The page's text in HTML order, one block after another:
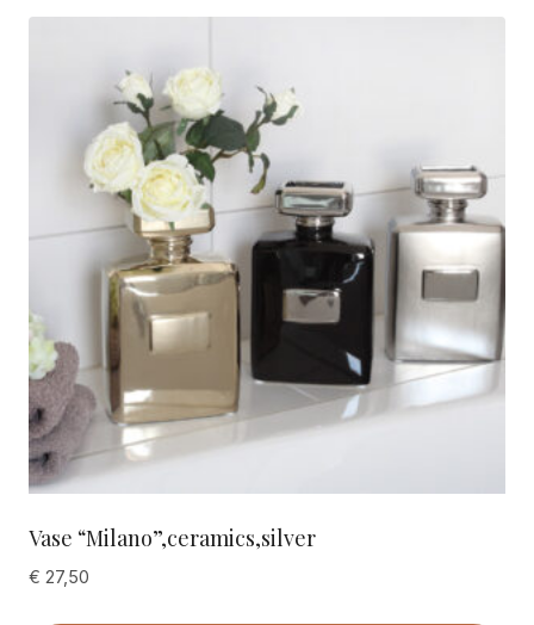
Vase “Milano”,ceramics,silver
€ 27,50